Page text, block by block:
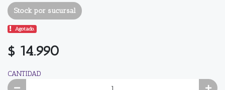
Stock por sucursal
Agotado.
$ 14.990
CANTIDAD